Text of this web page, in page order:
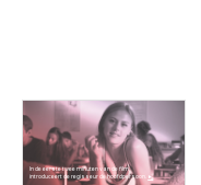
In de eerste twee minuten van de film
introduceert de regisseur de hoofdpersoon. ►